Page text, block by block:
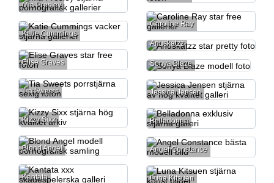
Mia Presley
Caroline Ray
Katie Cummings
Anuskatzz
Elise Graves Sonya Blaze
Tia Sweets Jessica Jensen
Kizzy Sixx Belladonna
Blond Angel Angel Constance
Kantata Luna Kitsuen